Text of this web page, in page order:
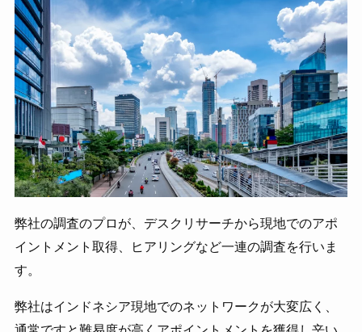
弊社の調査のプロが、デスクリサーチから現地でのアポ
イントメント取得、ヒアリングなど一連の調査を行いま
す。
弊社はインドネシア現地でのネットワークが大変広く、